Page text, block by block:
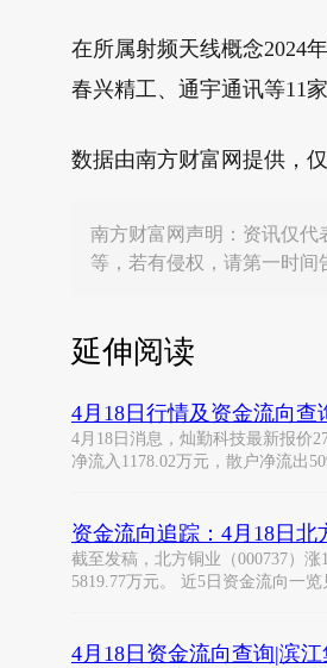
在所属射频天线概念2024
春兴精工、通宇通讯等11家
数据由南方财富网提供，
南方财富网声明：资讯仅
等，若有侵权，请第一时间
延伸阅读
4月18日行情及资金流向查
4月18日消息，灿勤科技最新报价
净流入1178.02万元，散户净流出
资金流向追踪：4月18日
截至发稿，北方铜业（000737）
5819.77万元。 近5日资金流向一
4月18日资金流向查询|滨江